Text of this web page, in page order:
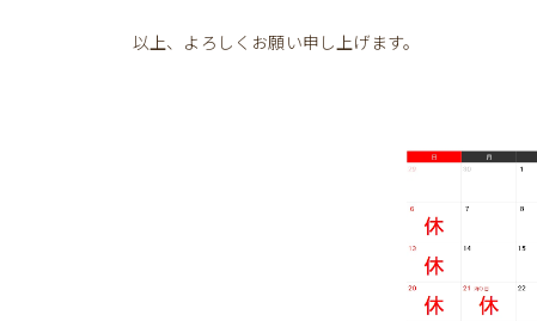
以上、よろしくお願い申し上げます。